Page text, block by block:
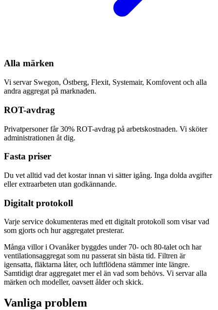
Alla märken
Vi servar Swegon, Östberg, Flexit, Systemair, Komfovent och alla
andra aggregat på marknaden.
ROT-avdrag
Privatpersoner får 30% ROT-avdrag på arbetskostnaden. Vi sköter
administrationen åt dig.
Fasta priser
Du vet alltid vad det kostar innan vi sätter igång. Inga dolda avgifter
eller extraarbeten utan godkännande.
Digitalt protokoll
Varje service dokumenteras med ett digitalt protokoll som visar vad
som gjorts och hur aggregatet presterar.
Många villor i Ovanåker byggdes under 70- och 80-talet och har
ventilationsaggregat som nu passerat sin bästa tid. Filtren är
igensatta, fläktarna låter, och luftflödena stämmer inte längre.
Samtidigt drar aggregatet mer el än vad som behövs. Vi servar alla
märken och modeller, oavsett ålder och skick.
Vanliga problem